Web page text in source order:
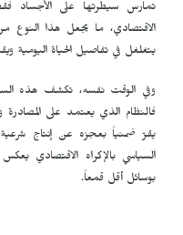
تمارس سيطرتها على الأجساد
الاقتصادي، ما يجعل هذا النوع
يتغلغل في تفاصيل الحياة اليومية
وفي الوقت نفسه، تكشف هذه
فالنظام الذي يعتمد على
يقرّ ضمنياً بعجزه عن إنتاج
السياسي بالإكراه الاقتصادي
بوسائل أقل قمعاً.